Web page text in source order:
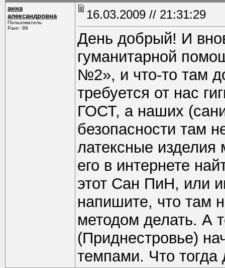
анна
александровна
Пользователь
Ранг: 99
16.03.2009 // 21:31:29
День добрый! И
гуманитарной
№2», и что-то там
требуется от нас
ГОСТ, а наших
безопасности там
латексные изделия
его в интернете
этот Сан ПиН, или
напишите, что там
методом делать. А
(Приднестровье)
темпами. Что тогда